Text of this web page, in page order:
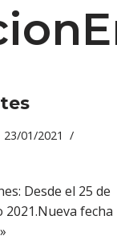
23/01/2021
Desde el 25 de
fecha